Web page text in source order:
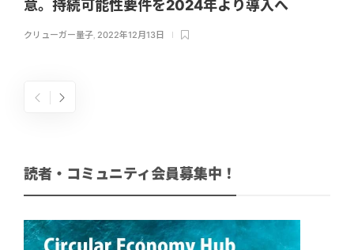
意。持続可能性要件を2024年より導入へ
クリューガー量子, 2022年12月13日
読者・コミュニティ会員募集中！